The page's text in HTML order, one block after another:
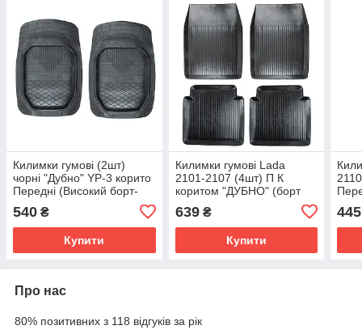
Килимки гумові (2шт)
чорні "Дубно" YP-3 корито
Передні (Високий борт-
540 ₴
Купити
Килимки гумові Lada
2101-2107 (4шт) П К
коритом "ДУБНО" (борт
639₴
Купити
445
Про нас
80% позитивних з 118 відгуків за рік